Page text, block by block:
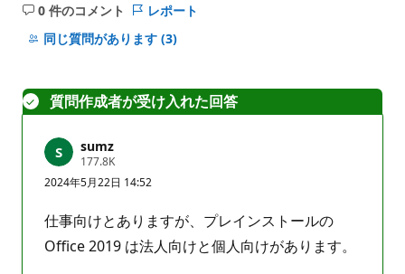
0 件のコメント
コ
メ
は
あ
ま
せ
ん
レポート
同じ質問があります (3)
質問作成者が受け入れた回答
sumz
177.8K評
価
の
イ
ン
ト
2024年5月22日 14:52
仕事向けとありますが、プレインストールの
Office 2019 は法人向けと個人向けがあります。